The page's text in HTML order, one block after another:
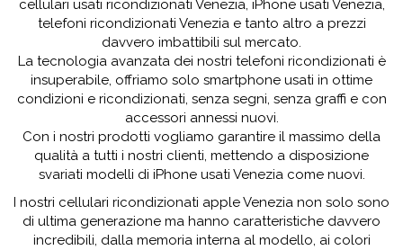
cellulari usati ricondizionati Venezia, iPhone usati Venezia,
telefoni ricondizionati Venezia e tanto altro a prezzi
davvero imbattibili sul mercato.
La tecnologia avanzata dei nostri telefoni ricondizionati è
insuperabile, offriamo solo smartphone usati in ottime
condizioni e ricondizionati, senza segni, senza graffi e con
accessori annessi nuovi.
Con i nostri prodotti vogliamo garantire il massimo della
qualità a tutti i nostri clienti, mettendo a disposizione
svariati modelli di iPhone usati Venezia come nuovi.
I nostri cellulari ricondizionati apple Venezia non solo sono
di ultima generazione ma hanno caratteristiche davvero
incredibili, dalla memoria interna al modello, ai colori